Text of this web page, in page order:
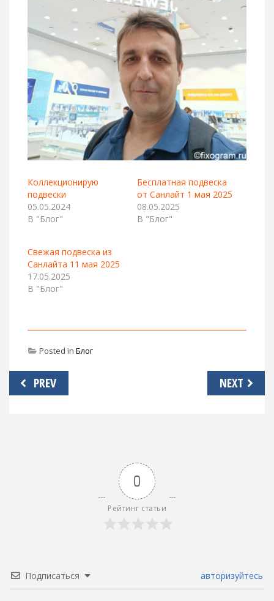
Коллекционирую
подвески
05.05.2024
В "Блог"
Бесплатная подвеска
от Санлайт 1 мая 2025
08.05.2025
В "Блог"
Свежая подвеска из
Санлайта 11 мая 2025
17.05.2025
В "Блог"
Posted in Блог
Навигация
по
PREV NEXT
0
Рейтинг статьи
Подписаться авторизуйтесь